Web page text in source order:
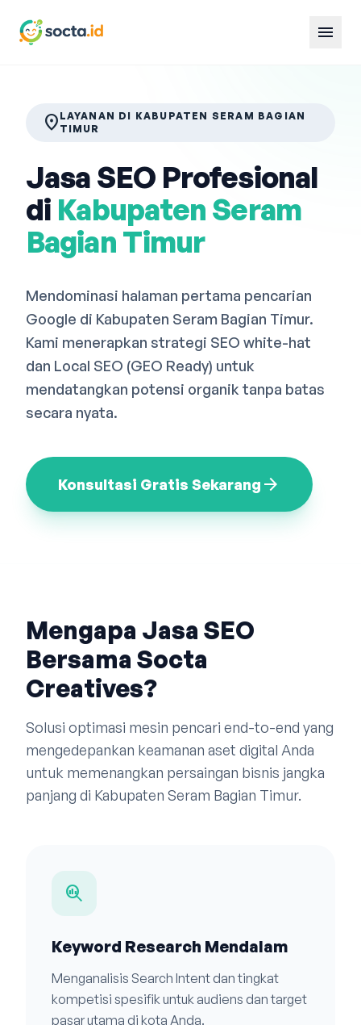
menu
location_onLAYANAN DI KABUPATEN SERAM BAGIAN
TIMUR
Jasa SEO Profesional
di Kabupaten Seram
Bagian Timur
Mendominasi halaman pertama pencarian
Google di Kabupaten Seram Bagian Timur.
Kami menerapkan strategi SEO white-hat
dan Local SEO (GEO Ready) untuk
mendatangkan potensi organik tanpa batas
secara nyata.
Konsultasi Gratis Sekarang arrow_forward
Mengapa Jasa SEO
Bersama Socta
Creatives?
Solusi optimasi mesin pencari end-to-end yang
mengedepankan keamanan aset digital Anda
untuk memenangkan persaingan bisnis jangka
panjang di Kabupaten Seram Bagian Timur.
search_insights
Keyword Research Mendalam
Menganalisis Search Intent dan tingkat
kompetisi spesifik untuk audiens dan target
pasar utama di kota Anda.